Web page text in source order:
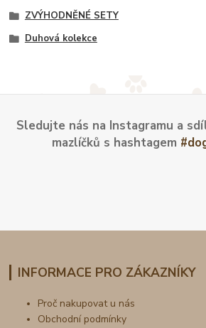
ZVÝHODNĚNÉ SETY
Duhová kolekce
Sledujte nás na Instagramu a
mazlíčků s hashtagem
INFORMACE PRO ZÁKAZNÍKY
Proč nakupovat u nás
Obchodní podmínky